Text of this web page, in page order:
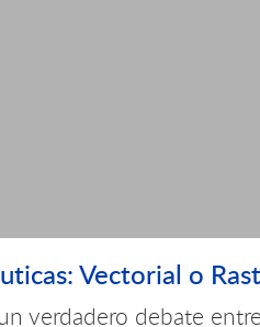
Vectorial o
verdadero debate